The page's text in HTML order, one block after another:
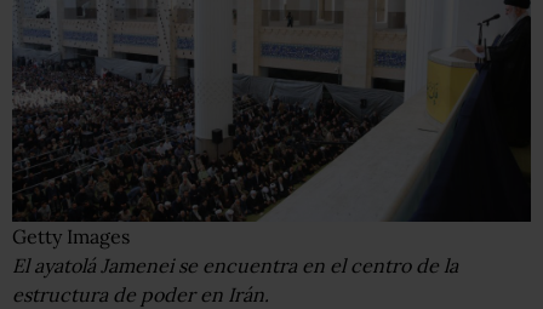
Getty Images
El ayatolá Jamenei se encuentra en el centro de la
estructura de poder en Irán.